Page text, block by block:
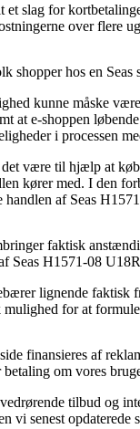
et slag for
over flere
shopper hos en Seas
kunne måske
at e-shoppen
i processen
være til hjælp at
kører med. I den
handlen af Seas
faktisk
Seas H1571-08
lignende faktisk
for at
finansieres af
betaling om vores
tilbud og
vi senest opdaterede